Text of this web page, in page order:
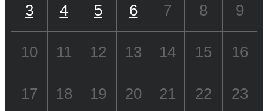
3 4 5 6 7 8 9
10 11 12 13 14 15 16
17 18 19 20 21 22 23